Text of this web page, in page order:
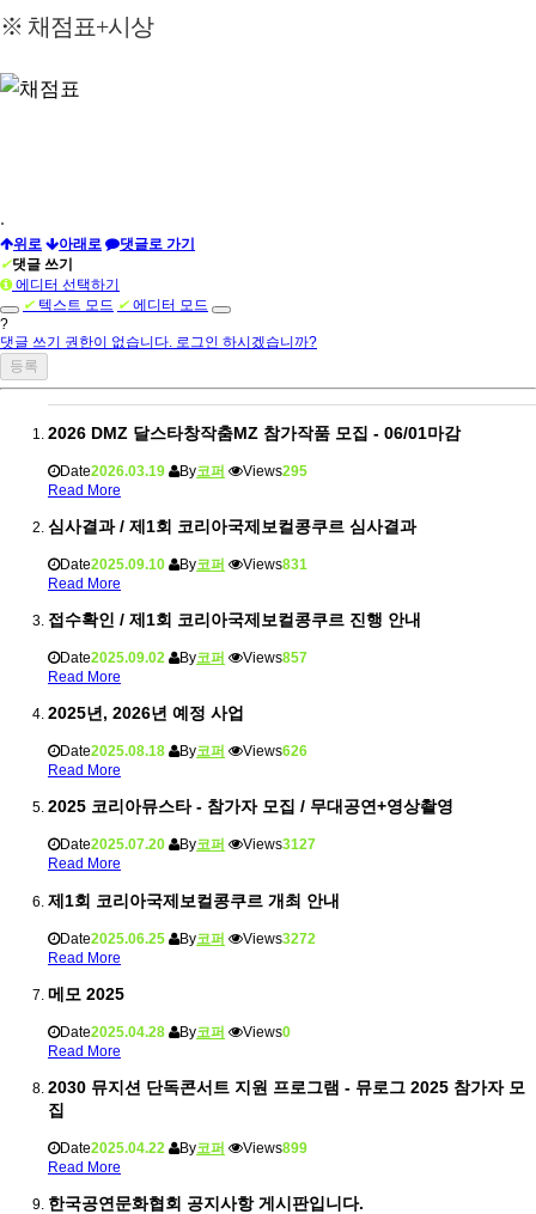
※ 채점표+시상
.
위로 아래로
댓글로 가기
✔댓글 쓰기
에디터 선택하기
✔ 텍스트 모드 ✔에디터 모드
?
댓글 쓰기 권한이 없습니다. 로그인 하시겠습니까?
2026 DMZ 달스타창작춤MZ 참가작품 모집 - 06/01마감
Date2026.03.19 By코퍼 Views295
Read More
심사결과 / 제1회 코리아국제보컬콩쿠르 심사결과
Date2025.09.10 By코퍼 Views831
Read More
접수확인 / 제1회 코리아국제보컬콩쿠르 진행 안내
Date2025.09.02 By코퍼 Views857
Read More
2025년, 2026년 예정 사업
Date2025.08.18 By코퍼 Views626
Read More
2025 코리아뮤스타 - 참가자 모집 / 무대공연+영상촬영
Date2025.07.20 By코퍼 Views3127
Read More
제1회 코리아국제보컬콩쿠르 개최 안내
Date2025.06.25 By코퍼 Views3272
Read More
메모 2025
Date2025.04.28 By코퍼 Views0
Read More
2030 뮤지션 단독콘서트 지원 프로그램 - 뮤로그 2025 참가자 모
집
Date2025.04.22 By코퍼 Views899
Read More
한국공연문화협회 공지사항 게시판입니다.